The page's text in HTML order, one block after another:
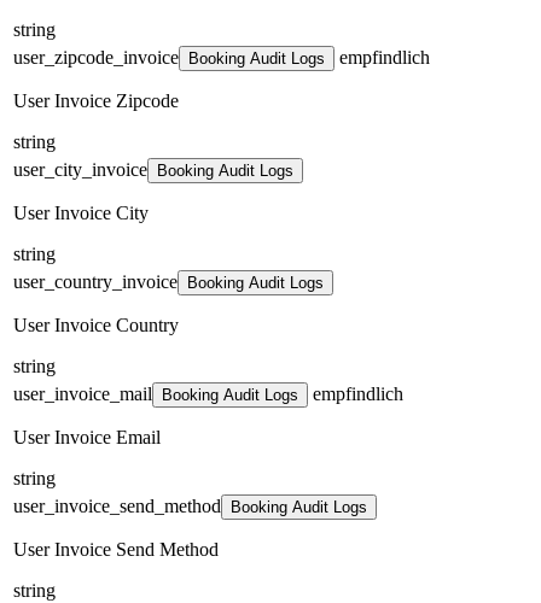
string
user_zipcode_invoice
Booking Audit Logs empfindlich
User Invoice Zipcode
string
user_city_invoice
Booking Audit Logs
User Invoice City
string
user_country_invoice
Booking Audit Logs
User Invoice Country
string
user_invoice_mail
Booking Audit Logs empfindlich
User Invoice Email
string
user_invoice_send_method
Booking Audit Logs
User Invoice Send Method
string